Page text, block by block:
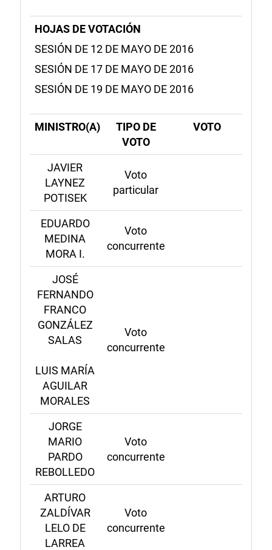
HOJAS DE VOTACIÓN
SESIÓN DE 12 DE MAYO DE 2016
SESIÓN DE 17 DE MAYO DE 2016
SESIÓN DE 19 DE MAYO DE 2016
MINISTRO(A)
TIPO DE
VOTO
VOTO
JAVIER
LAYNEZ
POTISEK
Voto
particular
EDUARDO
MEDINA
MORA I.
Voto
concurrente
JOSÉ
FERNANDO
FRANCO
GONZÁLEZ
SALAS
LUIS MARÍA
AGUILAR
MORALES
Voto
concurrente
JORGE
MARIO
PARDO
REBOLLEDO
Voto
concurrente
ARTURO
ZALDÍVAR
LELO DE
LARREA
Voto
concurrente